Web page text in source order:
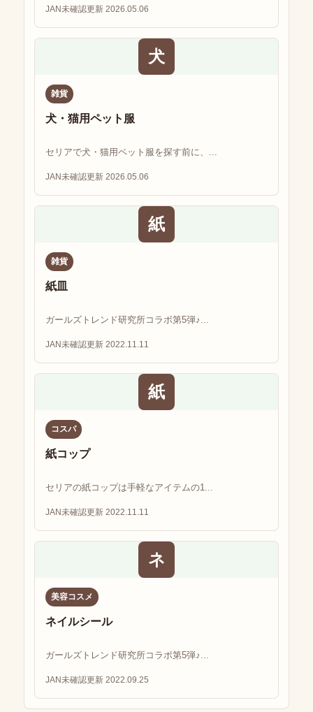
JAN未確認更新 2026.05.06
犬
雑貨
犬・猫用ペット服
セリアで犬・猫用ペット服を探す前に、...
JAN未確認更新 2026.05.06
紙
雑貨
紙皿
ガールズトレンド研究所コラボ第5弾♪...
JAN未確認更新 2022.11.11
紙
コスパ
紙コップ
セリアの紙コップは手軽なアイテムの1...
JAN未確認更新 2022.11.11
ネ
美容コスメ
ネイルシール
ガールズトレンド研究所コラボ第5弾♪...
JAN未確認更新 2022.09.25